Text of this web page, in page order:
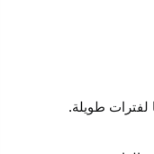
طويلة.